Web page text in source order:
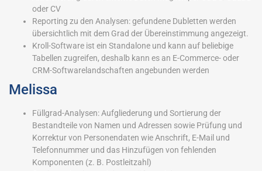
oder CV
Reporting zu den Analysen: gefundene Dubletten werden
übersichtlich mit dem Grad der Übereinstimmung angezeigt.
Kroll-Software ist ein Standalone und kann auf beliebige
Tabellen zugreifen, deshalb kann es an E-Commerce- oder
CRM-Softwarelandschaften angebunden werden
Melissa
Füllgrad-Analysen: Aufgliederung und Sortierung der
Bestandteile von Namen und Adressen sowie Prüfung und
Korrektur von Personendaten wie Anschrift, E-Mail und
Telefonnummer und das Hinzufügen von fehlenden
Komponenten (z. B. Postleitzahl)